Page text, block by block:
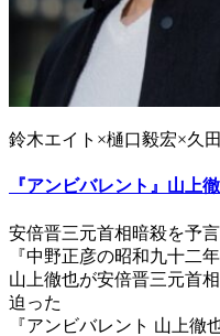
鈴木エイト×樋口毅宏×久
『アンビバレント』山上
安倍晋三元首相暗殺を予
『中野正彦の昭和九十二
山上徹也が安倍晋三元首
迫った
『アンビバレント 山上徹